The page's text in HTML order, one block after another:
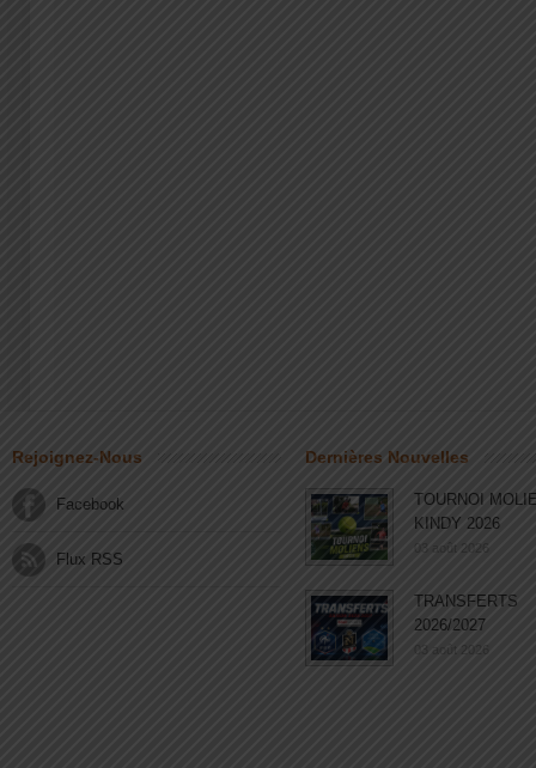
Rejoignez-Nous
Facebook
Flux RSS
Dernières Nouvelles
TOURNOI
KINDY 2026
03 août 2026
TRANSFERTS
2026/2027
03 août 2026